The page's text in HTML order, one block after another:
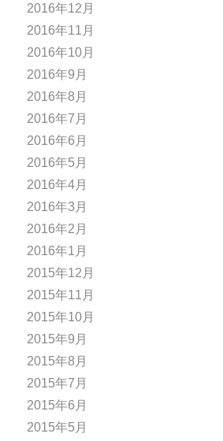
2016年12月
2016年11月
2016年10月
2016年9月
2016年8月
2016年7月
2016年6月
2016年5月
2016年4月
2016年3月
2016年2月
2016年1月
2015年12月
2015年11月
2015年10月
2015年9月
2015年8月
2015年7月
2015年6月
2015年5月